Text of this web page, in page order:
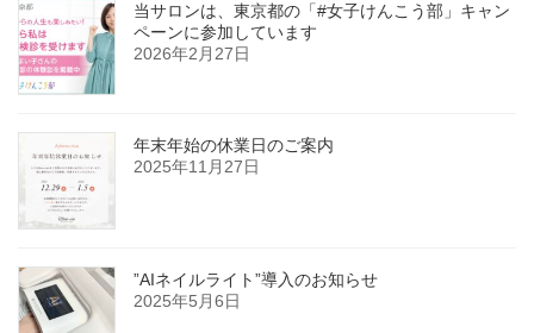
当サロンは、東京都の「#女子けんこう部」キャン
ペーンに参加しています
2026年2月27日
年末年始の休業日のご案内
2025年11月27日
”AIネイルライト”導入のお知らせ
2025年5月6日